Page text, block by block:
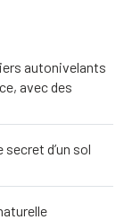
autonivelants
avec des
d’un sol